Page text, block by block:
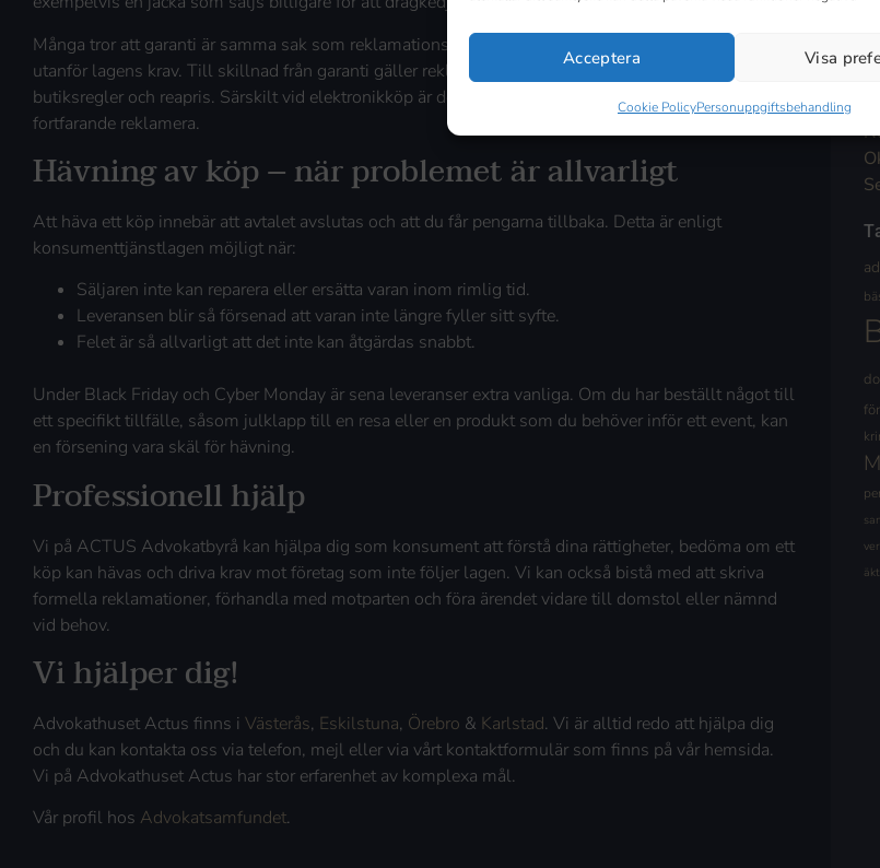
Acceptera Visa
Cookie PolicyPersonuppgiftsbehandling
Många tror att garanti är samma sak som reklamationsrätt, men garantin är helt frivillig och ligger
utanför lagens krav. Till skillnad från garanti gäller reklamationsrätt på tre år alltid, oavsett garanti,
butiksregler och reapris. Särskilt vid elektronikköp är detta viktigt – även om garantin är slut kan du
fortfarande reklamera.
Hävning av köp – när problemet är allvarligt
Att häva ett köp innebär att avtalet avslutas och att du får pengarna tillbaka. Detta är enligt
konsumenttjänstlagen möjligt när:
Säljaren inte kan reparera eller ersätta varan inom rimlig tid.
Leveransen blir så försenad att varan inte längre fyller sitt syfte.
Felet är så allvarligt att det inte kan åtgärdas snabbt.
Under Black Friday och Cyber Monday är sena leveranser extra vanliga. Om du har beställt något till
ett specifikt tillfälle, såsom julklapp till en resa eller en produkt som du behöver inför ett event, kan
en försening vara skäl för hävning.
Professionell hjälp
Vi på ACTUS Advokatbyrå kan hjälpa dig som konsument att förstå dina rättigheter, bedöma om ett
köp kan hävas och driva krav mot företag som inte följer lagen. Vi kan också bistå med att skriva
formella reklamationer, förhandla med motparten och föra ärendet vidare till domstol eller nämnd
vid behov.
Vi hjälper dig!
Advokathuset Actus finns i Västerås, Eskilstuna, Örebro & Karlstad. Vi är alltid redo att hjälpa dig
och du kan kontakta oss via telefon, mejl eller via vårt kontaktformulär som finns på vår hemsida.
Vi på Advokathuset Actus har stor erfarenhet av komplexa mål.
Vår profil hos Advokatsamfundet.